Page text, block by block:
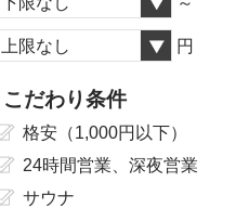
上限なし 円
こだわり条件
格安（1,000円以下）
24時間営業、深夜営業
サウナ